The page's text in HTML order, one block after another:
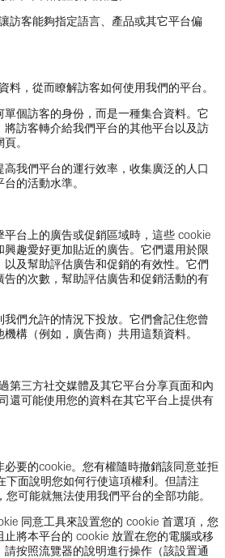
訪客能夠指定語言、產品或其它平台偏
料，從而瞭解訪客如何使用我們的平台。
個訪客的身份，而是一種集合資料。它
訪客轉介給我們平台的其他平台以及訪
。
我們平台的運行效率，收集廣泛的人口
台的活動水準。
台上的廣告或促銷區域時，這些 cookie
趣愛好更加貼近的廣告。它們還用於限
及幫助評估廣告和促銷的有效性。它們
的次數，幫助評估廣告和促銷活動的有
們允許的情況下投放。它們會記住您曾
構（例如，廣告商）共用這類資料。
第三方社交媒體及其它平台分享頁面和內
還可能使用您的資料在其它平台上提供有
要的cookie。您有權隨時撤銷該同意並拒
下面說明您如何行使這項權利。但請注
可能就無法使用我們平台的全部功能。
同意工具來設置您的 cookie 首選項，您
將本平台的 cookie 放置在您的電腦或移
按照流覽器的說明進行操作（該設置通